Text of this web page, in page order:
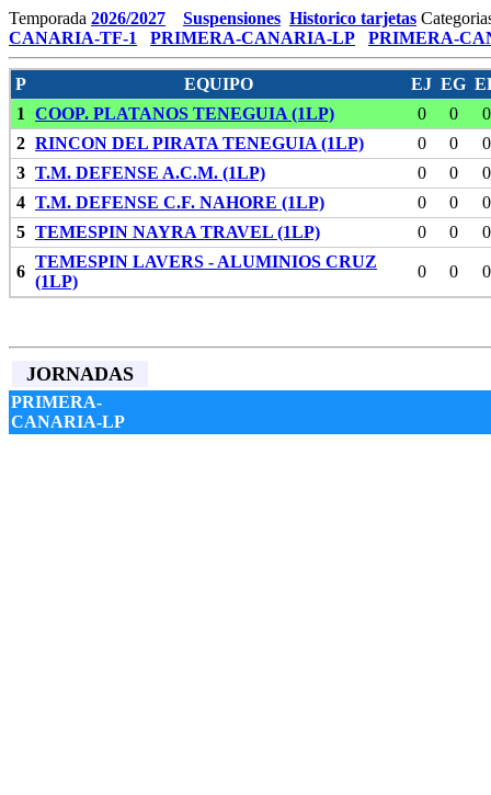
Temporada 2026/2027 Suspensiones Historico tarjetas
CANARIA-TF-1
PRIMERA-CANARIA-LP PRIMERA-
P EQUIPO EJ EG
1
COOP. PLATANOS TENEGUIA (1LP) 0 0
0
2 RINCON DEL PIRATA TENEGUIA (1LP) 0 0
0
3 T.M. DEFENSE A.C.M. (1LP) 0 0
0
4 T.M. DEFENSE C.F. NAHORE (1LP) 0 0
0
5 TEMESPIN NAYRA TRAVEL (1LP) 0 0 0
6
TEMESPIN LAVERS - ALUMINIOS CRUZ
(1LP)
0 0 0
JORNADAS
PRIMERA-
CANARIA-LP